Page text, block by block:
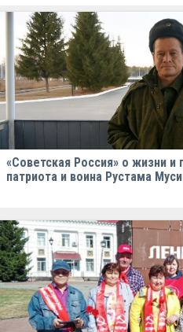
«Советская Россия» о жизни и
патриота и воина Рустама